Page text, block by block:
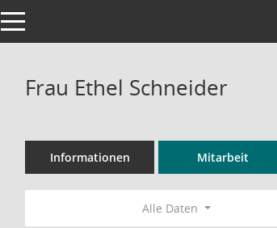
Toggle navigation
Frau Ethel Schneider
Informationen Mitarbeit
Alle Daten